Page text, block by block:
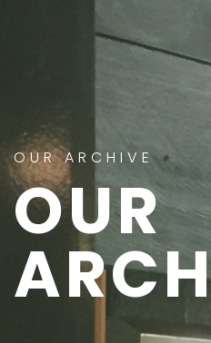
OUR ARCHIVE
OUR